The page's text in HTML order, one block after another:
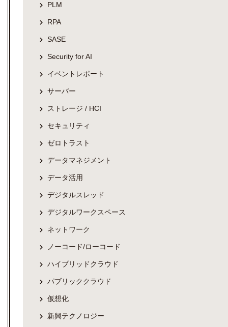
PLM
RPA
SASE
Security for AI
イベントレポート
サーバー
ストレージ / HCI
セキュリティ
ゼロトラスト
データマネジメント
データ活用
デジタルスレッド
デジタルワークスペース
ネットワーク
ノーコード/ローコード
ハイブリッドクラウド
パブリッククラウド
仮想化
新興テクノロジー